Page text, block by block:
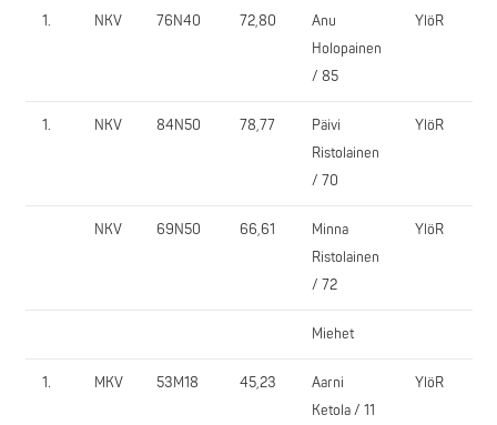
1. NKV 76N40 72,80
Anu
Holopainen
/ 85
YlöR
1. NKV 84N50 78,77
Päivi
Ristolainen
/ 70
YlöR
NKV 69N50 66,61
Minna
Ristolainen
/ 72
YlöR
Miehet
1. MKV 53M18 45,23
Aarni
Ketola / 11
YlöR